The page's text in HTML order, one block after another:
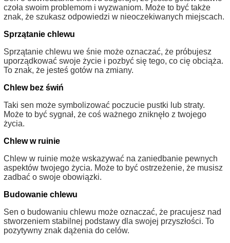
czoła swoim problemom i wyzwaniom. Może to być także
znak, że szukasz odpowiedzi w nieoczekiwanych miejscach.
Sprzątanie chlewu
Sprzątanie chlewu we śnie może oznaczać, że próbujesz
uporządkować swoje życie i pozbyć się tego, co cię obciąża.
To znak, że jesteś gotów na zmiany.
Chlew bez świń
Taki sen może symbolizować poczucie pustki lub straty.
Może to być sygnał, że coś ważnego zniknęło z twojego
życia.
Chlew w ruinie
Chlew w ruinie może wskazywać na zaniedbanie pewnych
aspektów twojego życia. Może to być ostrzeżenie, że musisz
zadbać o swoje obowiązki.
Budowanie chlewu
Sen o budowaniu chlewu może oznaczać, że pracujesz nad
stworzeniem stabilnej podstawy dla swojej przyszłości. To
pozytywny znak dążenia do celów.